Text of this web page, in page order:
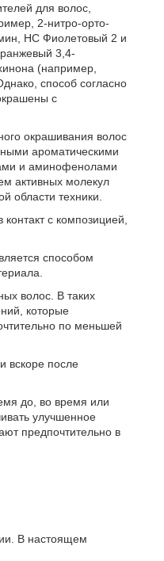
для волос,
2-нитро-орто-
НС Фиолетовый 2 и
3,4-
(например,
способ согласно
с
окрашивания волос
ароматическими
и аминофенолами
активных молекул
области техники.
с композицией,
способом
волос. В таких
которые
по меньшей
вскоре после
до, во время или
улучшенное
предпочтительно в
В настоящем